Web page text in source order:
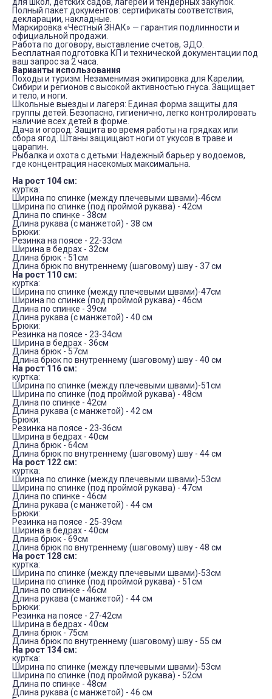
Полный пакет документов: сертификаты соответствия,
декларации, накладные.
Маркировка «Честный ЗНАК» — гарантия подлинности и
официальной продажи.
Работа по договору, выставление счетов, ЭДО.
Бесплатная подготовка КП и технической документации под
ваш запрос за 2 часа.
Варианты использования
Походы и туризм: Незаменимая экипировка для Карелии,
Сибири и регионов с высокой активностью гнуса. Защищает
и тело, и ноги.
Школьные выезды и лагеря: Единая форма защиты для
группы детей. Безопасно, гигиенично, легко контролировать
наличие всех детей в форме.
Дача и огород: Защита во время работы на грядках или
сбора ягод. Штаны защищают ноги от укусов в траве и
царапин.
Рыбалка и охота с детьми: Надежный барьер у водоемов,
где концентрация насекомых максимальна.
На рост 104 см:
куртка:
Ширина по спинке (между плечевыми швами)-46см
Ширина по спинке (под проймой рукава) - 42см
Длина по спинке - 38см
Длина рукава (с манжетой) - 38 см
Брюки:
Резинка на поясе - 22-33см
Ширина в бедрах - 32см
Длина брюк - 51см
Длина брюк по внутреннему (шаговому) шву - 37 см
На рост 110 см:
куртка:
Ширина по спинке (между плечевыми швами)-47см
Ширина по спинке (под проймой рукава) - 46см
Длина по спинке - 39см
Длина рукава (с манжетой) - 40 см
Брюки:
Резинка на поясе - 23-34см
Ширина в бедрах - 36см
Длина брюк - 57см
Длина брюк по внутреннему (шаговому) шву - 40 см
На рост 116 см:
куртка:
Ширина по спинке (между плечевыми швами)-51см
Ширина по спинке (под проймой рукава) - 48см
Длина по спинке - 42см
Длина рукава (с манжетой) - 42 см
Брюки:
Резинка на поясе - 23-36см
Ширина в бедрах - 40см
Длина брюк - 64см
Длина брюк по внутреннему (шаговому) шву - 44 см
На рост 122 см:
куртка:
Ширина по спинке (между плечевыми швами)-53см
Ширина по спинке (под проймой рукава) - 47см
Длина по спинке - 46см
Длина рукава (с манжетой) - 44 см
Брюки:
Резинка на поясе - 25-39см
Ширина в бедрах - 40см
Длина брюк - 69см
Длина брюк по внутреннему (шаговому) шву - 48 см
На рост 128 см:
куртка:
Ширина по спинке (между плечевыми швами)-53см
Ширина по спинке (под проймой рукава) - 51см
Длина по спинке - 46см
Длина рукава (с манжетой) - 44 см
Брюки:
Резинка на поясе - 27-42см
Ширина в бедрах - 40см
Длина брюк - 75см
Длина брюк по внутреннему (шаговому) шву - 55 см
На рост 134 см:
куртка:
Ширина по спинке (между плечевыми швами)-53см
Ширина по спинке (под проймой рукава) - 52см
Длина по спинке - 48см
Длина рукава (с манжетой) - 46 см